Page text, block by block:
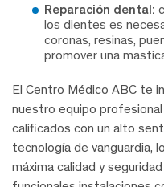
Reparación dental:
los dientes es
coronas, resinas,
promover una
El Centro Médico ABC te
nuestro equipo
calificados con un alto
tecnología de vanguardia,
máxima calidad y